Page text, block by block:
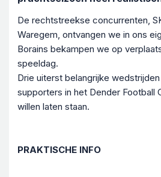
De rechtstreekse concurrenten,
Waregem, ontvangen we in ons
Borains bekampen we op
speeldag.
Drie uiterst belangrijke
supporters in het Dender Football
willen laten staan.
PRAKTISCHE INFO